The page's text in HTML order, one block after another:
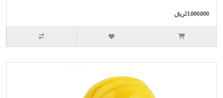
21,000,000ریال